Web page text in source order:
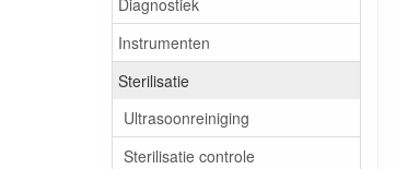
Diagnostiek
Instrumenten
Sterilisatie
Ultrasoonreiniging
Sterilisatie controle